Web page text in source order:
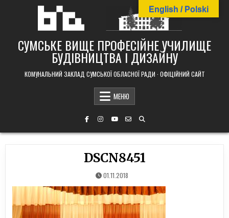
СУМСЬКЕ ВИЩЕ ПРОФЕСІЙНЕ УЧИЛИЩЕ
БУДІВНИЦТВА І ДИЗАЙНУ
КОМУНАЛЬНИЙ ЗАКЛАД СУМСЬКОЇ ОБЛАСНОЇ РАДИ · ОФІЦІЙНИЙ САЙТ
МЕНЮ
DSCN8451
01.11.2018
English / Polski